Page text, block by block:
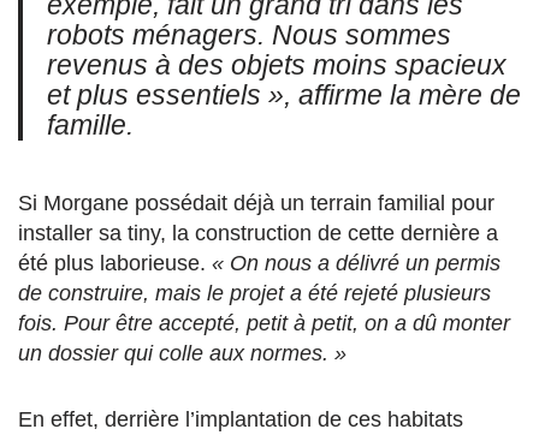
robots ménagers. Nous sommes
revenus à des objets moins spacieux
et plus essentiels », affirme la mère de
famille.
Si Morgane possédait déjà un terrain familial pour
installer sa tiny, la construction de cette dernière a
été plus laborieuse. « On nous a délivré un permis
de construire, mais le projet a été rejeté plusieurs
fois. Pour être accepté, petit à petit, on a dû monter
un dossier qui colle aux normes. »
En effet, derrière l’implantation de ces habitats